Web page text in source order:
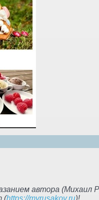
автора (Михаил